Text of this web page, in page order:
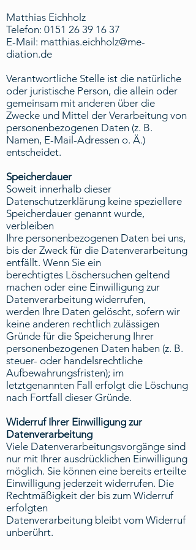
Matthias Eichholz
Telefon: 0151 26 39 16 37
E-Mail: matthias.eichholz@me-
diation.de
Verantwortliche Stelle ist die natürliche
oder juristische Person, die allein oder
gemeinsam mit anderen über die
Zwecke und Mittel der Verarbeitung von
personenbezogenen Daten (z. B.
Namen, E-Mail-Adressen o. Ä.)
entscheidet.
Speicherdauer
Soweit innerhalb dieser
Datenschutzerklärung keine speziellere
Speicherdauer genannt wurde,
verbleiben
Ihre personenbezogenen Daten bei uns,
bis der Zweck für die Datenverarbeitung
entfällt. Wenn Sie ein
berechtigtes Löschersuchen geltend
machen oder eine Einwilligung zur
Datenverarbeitung widerrufen,
werden Ihre Daten gelöscht, sofern wir
keine anderen rechtlich zulässigen
Gründe für die Speicherung Ihrer
personenbezogenen Daten haben (z. B.
steuer- oder handelsrechtliche
Aufbewahrungsfristen); im
letztgenannten Fall erfolgt die Löschung
nach Fortfall dieser Gründe.
Widerruf Ihrer Einwilligung zur
Datenverarbeitung
Viele Datenverarbeitungsvorgänge sind
nur mit Ihrer ausdrücklichen Einwilligung
möglich. Sie können eine bereits erteilte
Einwilligung jederzeit widerrufen. Die
Rechtmäßigkeit der bis zum Widerruf
erfolgten
Datenverarbeitung bleibt vom Widerruf
unberührt.